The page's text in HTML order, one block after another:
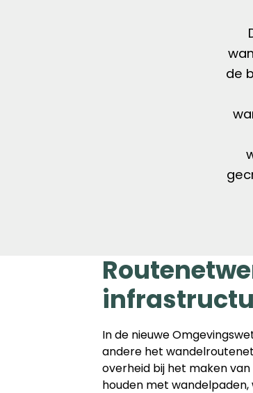
de
In de nieuwe
andere het
overheid bij het maken
houden met